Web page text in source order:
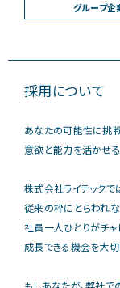
グループ企
採用について
あなたの可能性に挑
意欲と能力を活かせる
株式会社ライテックで
従来の枠にとらわれ
社員一人ひとりがチャ
成長できる機会を大切